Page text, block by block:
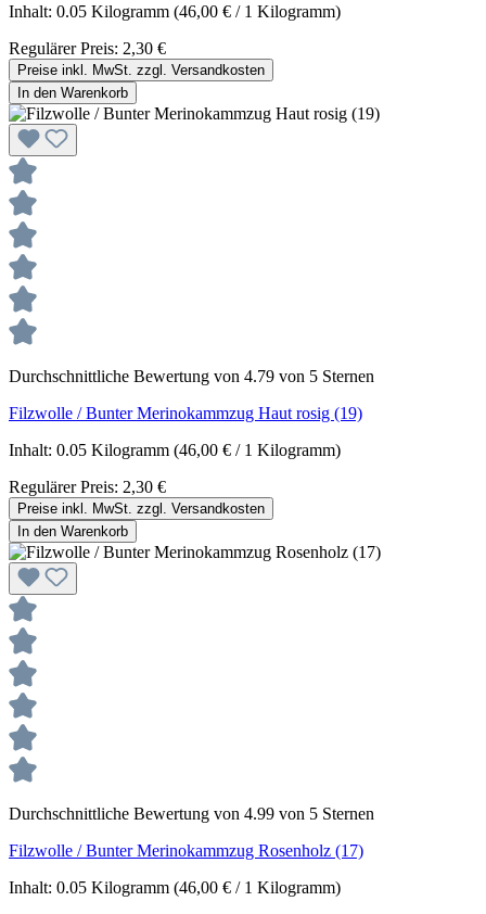
Inhalt: 0.05 Kilogramm (46,00 € / 1 Kilogramm)
Regulärer Preis: 2,30 €
Preise inkl. MwSt. zzgl. Versandkosten
In den Warenkorb
Durchschnittliche Bewertung von 4.79 von 5 Sternen
Filzwolle / Bunter Merinokammzug Haut rosig (19)
Inhalt: 0.05 Kilogramm (46,00 € / 1 Kilogramm)
Regulärer Preis: 2,30 €
Preise inkl. MwSt. zzgl. Versandkosten
In den Warenkorb
Durchschnittliche Bewertung von 4.99 von 5 Sternen
Filzwolle / Bunter Merinokammzug Rosenholz (17)
Inhalt: 0.05 Kilogramm (46,00 € / 1 Kilogramm)